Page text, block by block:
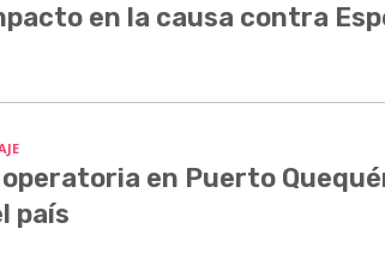
en la causa contra
en Puerto
país